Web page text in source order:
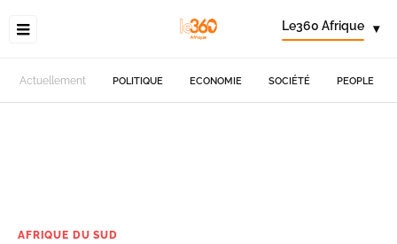
Le360 Afrique ▾
Actuellement POLITIQUE ECONOMIE SOCIÉTÉ PEOPLE
AFRIQUE DU SUD